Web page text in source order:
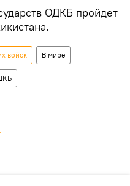
ОДКБ пройдет
войск В мире